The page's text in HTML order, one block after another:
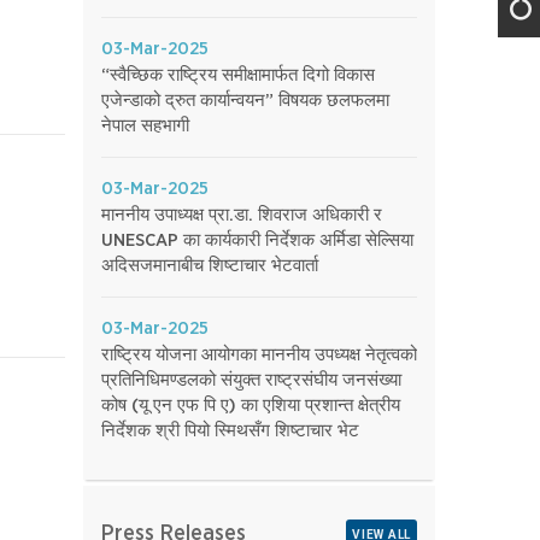
03-Mar-2025
“स्वैच्छिक राष्ट्रिय समीक्षामार्फत दिगो विकास
एजेन्डाको द्रुत कार्यान्वयन” विषयक छलफलमा
नेपाल सहभागी
03-Mar-2025
माननीय उपाध्यक्ष प्रा.डा. शिवराज अधिकारी र
UNESCAP का कार्यकारी निर्देशक अर्मिडा सेल्सिया
अदिसजमानाबीच शिष्टाचार भेटवार्ता
03-Mar-2025
राष्ट्रिय योजना आयोगका माननीय उपध्यक्ष नेतृत्वको
प्रतिनिधिमण्डलको संयुक्त राष्ट्रसंघीय जनसंख्या
कोष (यू एन एफ पि ए) का एशिया प्रशान्त क्षेत्रीय
निर्देशक श्री पियो स्मिथसँग शिष्टाचार भेट
VIEW ALL
Press Releases